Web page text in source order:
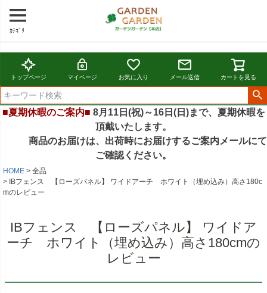
ｶﾃｺﾞﾘ
トップページ マイページ お気に入り メール送信 カートを見る
■夏期休暇のご案内■ 8月11日(祝)～16日(日)まで、夏期休暇を
頂戴いたします。
商品のお届けは、出荷時にお届けするご案内メールにて
ご確認ください。
HOME
全品
IBフェンス 【ローズパネル】 ワイドアーチ ホワイト（埋め込み）高さ180c
mのレビュー
IBフェンス 【ローズパネル】 ワイドア
ーチ ホワイト（埋め込み）高さ180cmの
レビュー